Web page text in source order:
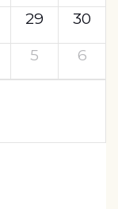
29
30
5 6